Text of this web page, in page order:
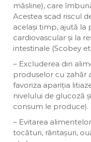
măsline), care
Acestea scad riscul
același timp, ajută la
cardiovascular și la
intestinale (Scobey et
– Excluderea din
produselor cu
favoriza apariția
nivelului de glucoză
consum le produce).
– Evitarea
tocături, rântașuri,